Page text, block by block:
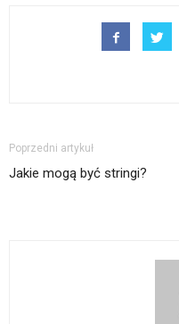
Poprzedni artykuł
Jakie mogą być stringi?